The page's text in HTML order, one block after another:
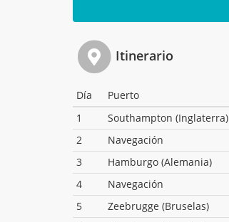
Itinerario
Día Puerto
1
Southampton (Inglaterra)
2
Navegación
3
Hamburgo (Alemania)
4
Navegación
5
Zeebrugge (Bruselas)